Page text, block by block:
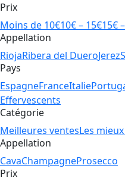
Prix
Moins de 10€10€ – 15€15€
Appellation
RiojaRibera del DueroJerez
Pays
EspagneFranceItalie
Effervescents
Catégorie
Meilleures ventesLes
Appellation
CavaChampagneProsecco
Prix